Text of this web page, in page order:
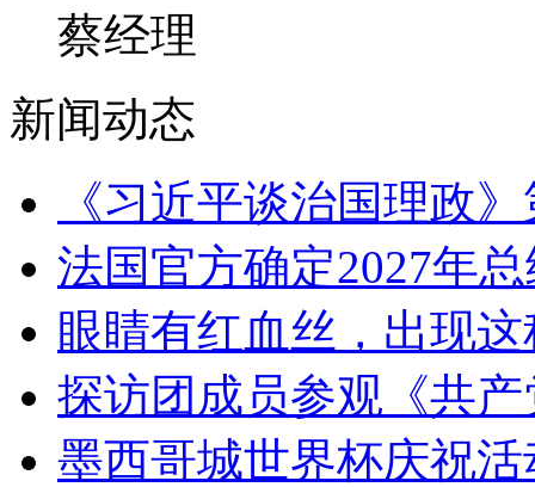
蔡经理
新闻动态
《习近平谈治国理政
法国官方确定2027年
眼睛有红血丝，出现
探访团成员参观《共
墨西哥城世界杯庆祝